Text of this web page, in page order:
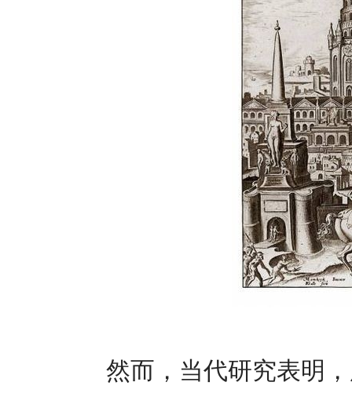
然而，当代研究表明